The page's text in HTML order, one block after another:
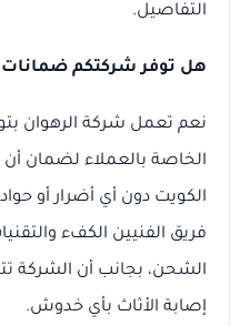
التفاصيل.
هل توفر شركتكم ضمانات
نعم تعمل شركة الرهوان
الخاصة بالعملاء لضمان
الكويت دون أي أضرار أو
فريق الفنيين الكفء
الشحن، بجانب أن الشركة
إصابة الأثاث بأي خدوش.